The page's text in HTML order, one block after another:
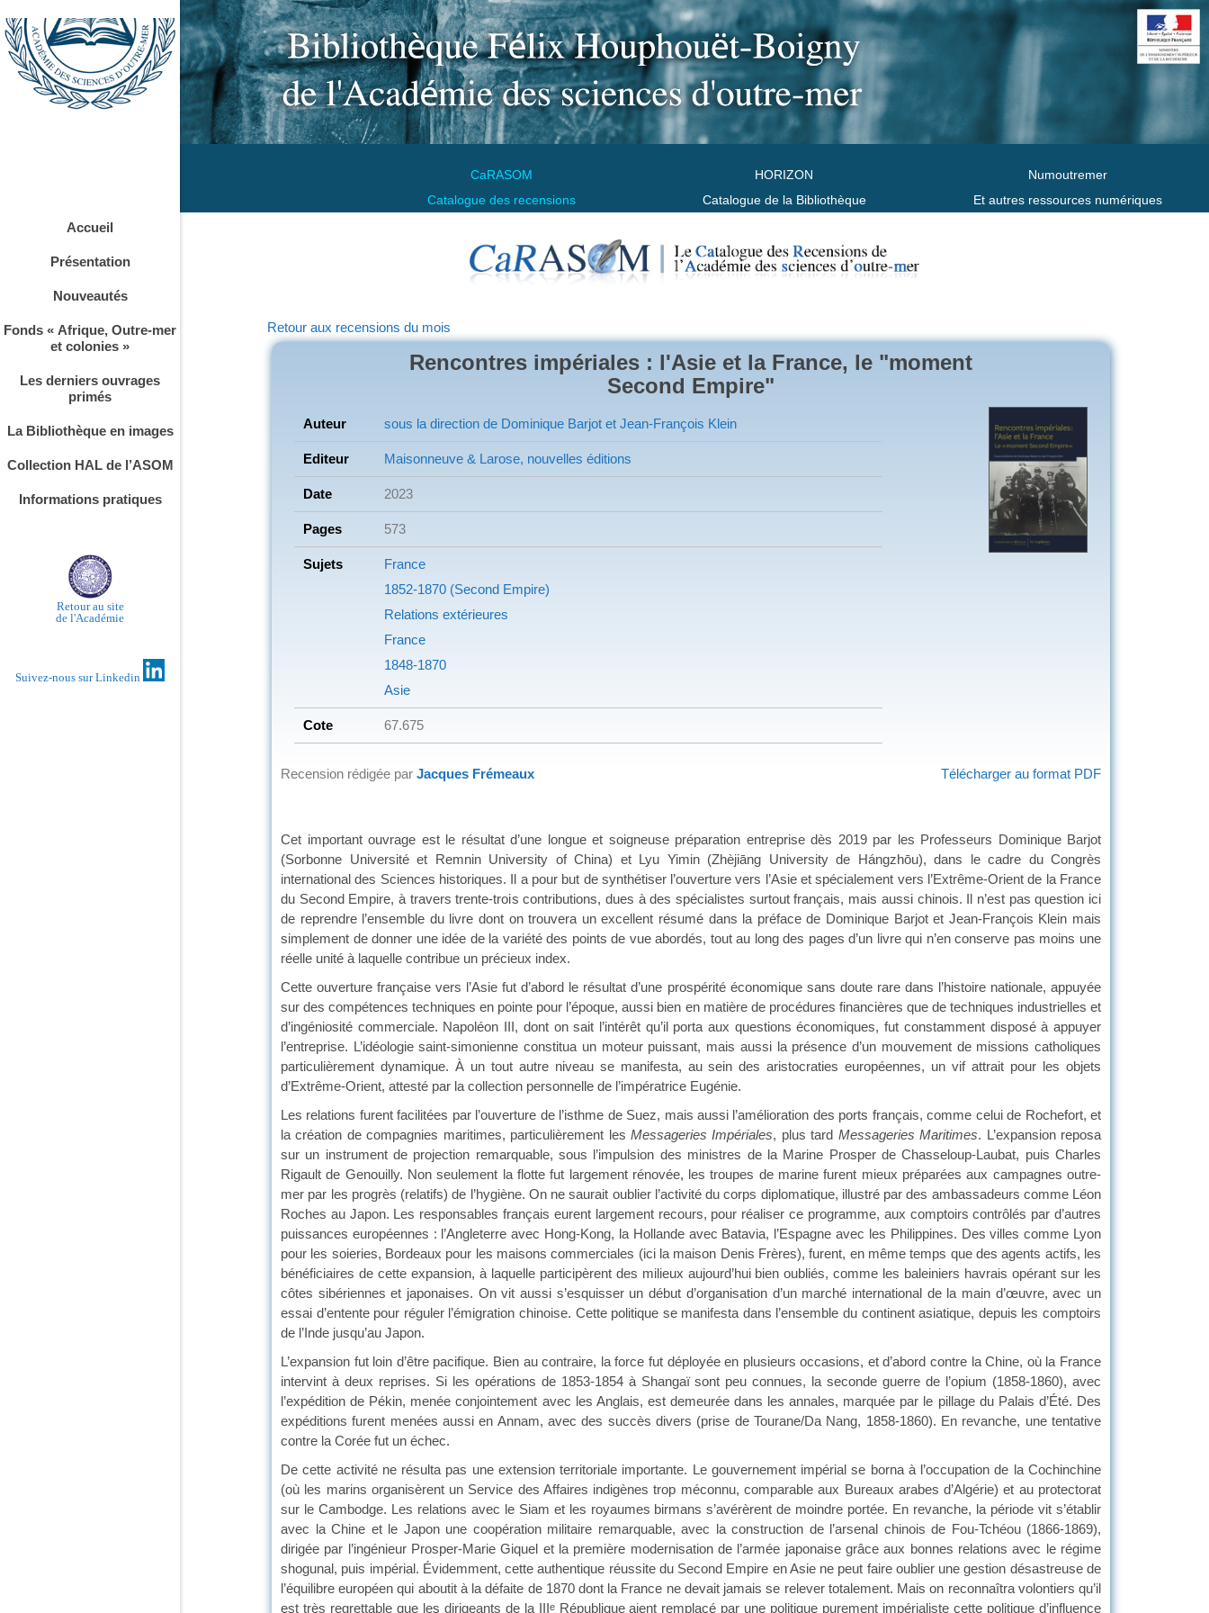
CaRASOM
Catalogue des recensions
HORIZON
Catalogue de la Bibliothèque
Numoutremer
Et autres ressources numériques
Accueil
Présentation
Nouveautés
Fonds « Afrique, Outre-mer
et colonies »
Les derniers ouvrages
primés
La Bibliothèque en images
Collection HAL de l’ASOM
Informations pratiques
Retour au site
de l'Académie
Suivez-nous sur Linkedin
Retour aux recensions du mois
Rencontres impériales : l'Asie et la France, le "moment
Second Empire"
Auteur sous la direction de Dominique Barjot et Jean-François Klein
Editeur Maisonneuve & Larose, nouvelles éditions
Date 2023
Pages 573
Sujets
France
1852-1870 (Second Empire)
Relations extérieures
France
1848-1870
Asie
Cote 67.675
Télécharger au format PDF
Recension rédigée par Jacques Frémeaux
Cet important ouvrage est le résultat d’une longue et soigneuse préparation entreprise dès 2019 par les Professeurs Dominique Barjot
(Sorbonne Université et Remnin University of China) et Lyu Yimin (Zhèjiāng University de Hángzhōu), dans le cadre du Congrès
international des Sciences historiques. Il a pour but de synthétiser l’ouverture vers l’Asie et spécialement vers l’Extrême-Orient de la France
du Second Empire, à travers trente-trois contributions, dues à des spécialistes surtout français, mais aussi chinois. Il n’est pas question ici
de reprendre l’ensemble du livre dont on trouvera un excellent résumé dans la préface de Dominique Barjot et Jean-François Klein mais
simplement de donner une idée de la variété des points de vue abordés, tout au long des pages d’un livre qui n’en conserve pas moins une
réelle unité à laquelle contribue un précieux index.
Cette ouverture française vers l’Asie fut d’abord le résultat d’une prospérité économique sans doute rare dans l’histoire nationale, appuyée
sur des compétences techniques en pointe pour l’époque, aussi bien en matière de procédures financières que de techniques industrielles et
d’ingéniosité commerciale. Napoléon III, dont on sait l’intérêt qu’il porta aux questions économiques, fut constamment disposé à appuyer
l’entreprise. L’idéologie saint-simonienne constitua un moteur puissant, mais aussi la présence d’un mouvement de missions catholiques
particulièrement dynamique. À un tout autre niveau se manifesta, au sein des aristocraties européennes, un vif attrait pour les objets
d’Extrême-Orient, attesté par la collection personnelle de l’impératrice Eugénie.
Les relations furent facilitées par l’ouverture de l’isthme de Suez, mais aussi l’amélioration des ports français, comme celui de Rochefort, et
la création de compagnies maritimes, particulièrement les Messageries Impériales, plus tard Messageries Maritimes. L’expansion reposa
sur un instrument de projection remarquable, sous l’impulsion des ministres de la Marine Prosper de Chasseloup-Laubat, puis Charles
Rigault de Genouilly. Non seulement la flotte fut largement rénovée, les troupes de marine furent mieux préparées aux campagnes outre-
mer par les progrès (relatifs) de l’hygiène. On ne saurait oublier l’activité du corps diplomatique, illustré par des ambassadeurs comme Léon
Roches au Japon. Les responsables français eurent largement recours, pour réaliser ce programme, aux comptoirs contrôlés par d’autres
puissances européennes : l’Angleterre avec Hong-Kong, la Hollande avec Batavia, l’Espagne avec les Philippines. Des villes comme Lyon
pour les soieries, Bordeaux pour les maisons commerciales (ici la maison Denis Frères), furent, en même temps que des agents actifs, les
bénéficiaires de cette expansion, à laquelle participèrent des milieux aujourd’hui bien oubliés, comme les baleiniers havrais opérant sur les
côtes sibériennes et japonaises. On vit aussi s’esquisser un début d’organisation d’un marché international de la main d’œuvre, avec un
essai d’entente pour réguler l’émigration chinoise. Cette politique se manifesta dans l’ensemble du continent asiatique, depuis les comptoirs
de l’Inde jusqu’au Japon.
L’expansion fut loin d’être pacifique. Bien au contraire, la force fut déployée en plusieurs occasions, et d’abord contre la Chine, où la France
intervint à deux reprises. Si les opérations de 1853-1854 à Shangaï sont peu connues, la seconde guerre de l’opium (1858-1860), avec
l’expédition de Pékin, menée conjointement avec les Anglais, est demeurée dans les annales, marquée par le pillage du Palais d’Été. Des
expéditions furent menées aussi en Annam, avec des succès divers (prise de Tourane/Da Nang, 1858-1860). En revanche, une tentative
contre la Corée fut un échec.
De cette activité ne résulta pas une extension territoriale importante. Le gouvernement impérial se borna à l’occupation de la Cochinchine
(où les marins organisèrent un Service des Affaires indigènes trop méconnu, comparable aux Bureaux arabes d’Algérie) et au protectorat
sur le Cambodge. Les relations avec le Siam et les royaumes birmans s’avérèrent de moindre portée. En revanche, la période vit s’établir
avec la Chine et le Japon une coopération militaire remarquable, avec la construction de l’arsenal chinois de Fou-Tchéou (1866-1869),
dirigée par l’ingénieur Prosper-Marie Giquel et la première modernisation de l’armée japonaise grâce aux bonnes relations avec le régime
shogunal, puis impérial. Évidemment, cette authentique réussite du Second Empire en Asie ne peut faire oublier une gestion désastreuse de
l’équilibre européen qui aboutit à la défaite de 1870 dont la France ne devait jamais se relever totalement. Mais on reconnaîtra volontiers qu’il
est très regrettable que les dirigeants de la IIIeRépublique aient remplacé par une politique purement impérialiste cette politique d’influence